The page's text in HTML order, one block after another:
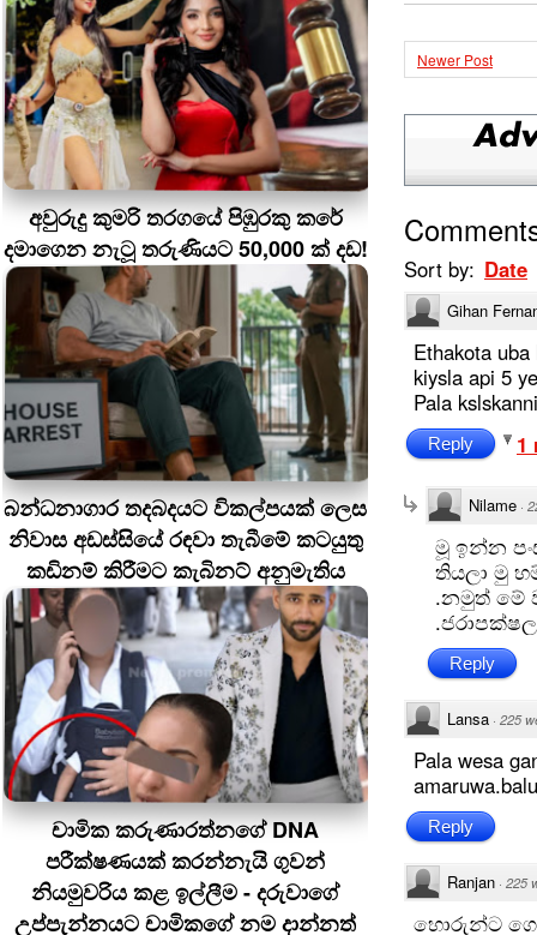
අවුරුදු කුමරි තරගයේ පිඹුරකු කරේ
දමාගෙන නැටූ තරුණියට 50,000 ක් දඩ!
බන්ධනාගාර තදබදයට විකල්පයක් ලෙස
නිවාස අඩස්සියේ රඳවා තැබීමේ කටයුතු
කඩිනම් කිරීමට කැබිනට් අනුමැතිය
චාමික කරුණාරත්නගේ DNA
පරීක්ෂණයක් කරන්නැයි ගුවන්
නියමුවරිය කළ ඉල්ලීම - දරුවාගේ
උප්පැන්නයට චාමිකගේ නම දාන්නත්
Newer Post
Sort by: Date
Gihan
Ethakota
kiysla api 5
Pala
Reply 1
Nilame ·
මූ ඉන්න
තියලා මු
.නමුත් මේ
Reply
Lansa · 225
Pala wesa
Reply
Ranjan · 225
හොරුන්ට